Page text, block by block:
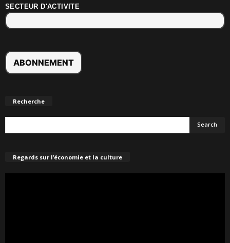
SECTEUR D'ACTIVITE
Recherche
Regards sur l’économie et la culture